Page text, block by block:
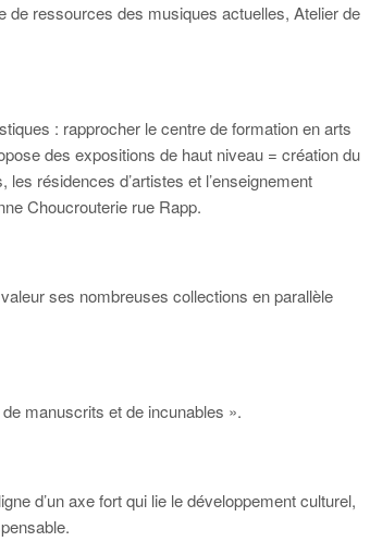
ressources des musiques actuelles, Atelier de
: rapprocher le centre de formation en arts
des expositions de haut niveau = création du
résidences d’artistes et l’enseignement
Choucrouterie rue Rapp.
ses nombreuses collections en parallèle
manuscrits et de incunables ».
d’un axe fort qui lie le développement culturel,